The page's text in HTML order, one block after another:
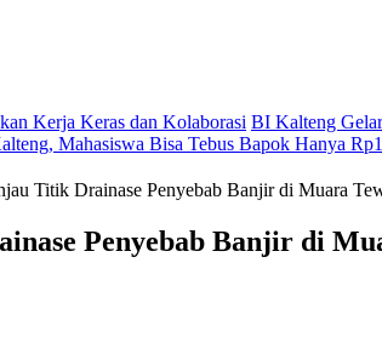
Kerja Keras dan Kolaborasi BI Kalteng
Mahasiswa Bisa Tebus Bapok Hanya
Titik Drainase Penyebab Banjir di Muara
Penyebab Banjir di